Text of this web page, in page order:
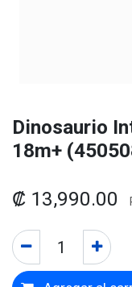
Dinosaurio
18m+
₡ 13,990.00